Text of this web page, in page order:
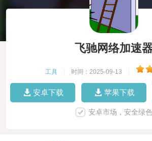
飞驰网络加速
工具 时间：2025-09-13
安卓下载 苹果下载
安卓市场，安全绿色